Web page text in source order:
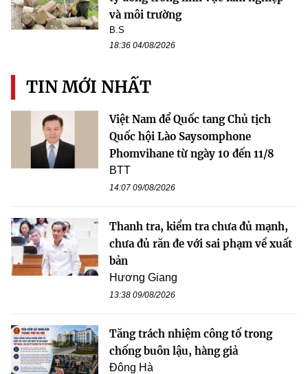
và môi trường
B.S
18:36 04/08/2026
TIN MỚI NHẤT
Việt Nam để Quốc tang Chủ tịch
Quốc hội Lào Saysomphone
Phomvihane từ ngày 10 đến 11/8
BTT
14:07 09/08/2026
Thanh tra, kiểm tra chưa đủ mạnh,
chưa đủ răn đe với sai phạm về xuất
bản
Hương Giang
13:38 09/08/2026
Tăng trách nhiệm công tố trong
chống buôn lậu, hàng giả
Đông Hà